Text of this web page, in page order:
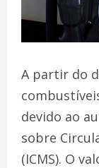
A partir do
devido ao
sobre
(ICMS). O